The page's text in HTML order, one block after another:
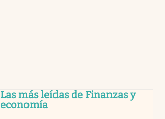
Las más leídas de Finanzas y
economía